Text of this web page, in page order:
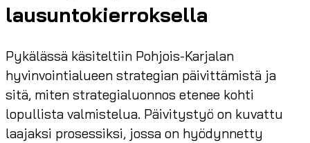
lausuntokierroksella
Pykälässä käsiteltiin Pohjois-Karjalan
hyvinvointialueen strategian päivittämistä ja
sitä, miten strategialuonnos etenee kohti
lopullista valmistelua. Päivitystyö on kuvattu
laajaksi prosessiksi, jossa on hyödynnetty